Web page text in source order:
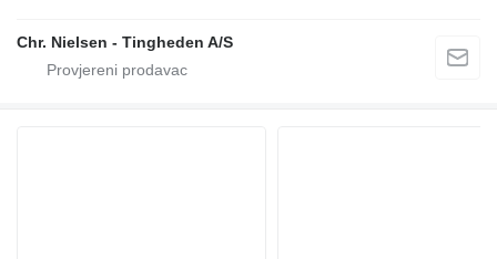
Chr. Nielsen - Tingheden A/S